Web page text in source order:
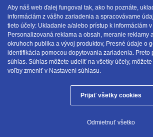
Svietidlá
s
magnetom
Svietidlá
Organizéry109
Na opasek136
Na láhev43
Na zasobniky157
0.99 € s DPH NA SKLADE
E-mail:obchod@anod.sk
Tieto internetové stránky používajú súbory cookie.
Aby náš web ďalej fungoval tak, ako ho poznáte,
informáciám z vášho zariadenia a spracovávame
tieto účely: Ukladanie a/alebo prístup k informáciám
Personalizovaná reklama a obsah, meranie reklamy
okruhoch publika a vývoj produktov, Presné údaje o
identifikácia pomocou dopytovania zariadenia. Preto
súhlas. Súhlas môžete udeliť na všetky účely,
voľby zmeniť v Nastavení súhlasu.
Prijať všetky cookies
Odmietnuť všetko